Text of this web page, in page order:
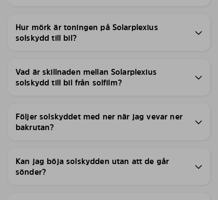
Hur mörk är toningen på Solarplexius
solskydd till bil?
Vad är skillnaden mellan Solarplexius
solskydd till bil från solfilm?
Följer solskyddet med ner när jag vevar ner
bakrutan?
Kan jag böja solskydden utan att de går
sönder?